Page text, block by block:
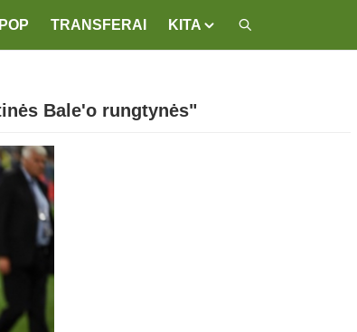
POP TRANSFERAI KITA
Bale'o rungtynės"